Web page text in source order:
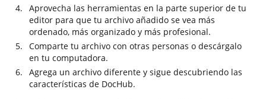
Aprovecha las herramientas en la parte superior de tu
editor para que tu archivo añadido se vea más
ordenado, más organizado y más profesional.
Comparte tu archivo con otras personas o descárgalo
en tu computadora.
Agrega un archivo diferente y sigue descubriendo las
características de DocHub.